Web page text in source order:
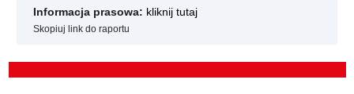
Informacja prasowa: kliknij tutaj
Skopiuj link do raportu